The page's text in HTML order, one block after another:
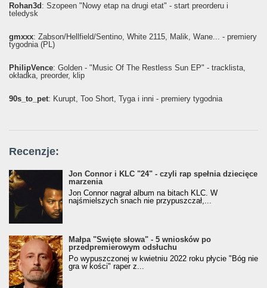
Rohan3d: Szopeen "Nowy etap na drugi etat" - start preorderu i
teledysk
gmxxx: Żabson/Hellfield/Sentino, White 2115, Malik, Wane... - premiery
tygodnia (PL)
PhilipVence: Golden - "Music Of The Restless Sun EP" - tracklista,
okładka, preorder, klip
90s_to_pet: Kurupt, Too Short, Tyga i inni - premiery tygodnia
Recenzje:
Jon Connor i KLC "24" - czyli rap spełnia dziecięce
marzenia
Jon Connor nagrał album na bitach KLC. W
najśmielszych snach nie przypuszczał,...
Małpa "Święte słowa" - 5 wniosków po
przedpremierowym odsłuchu
Po wypuszczonej w kwietniu 2022 roku płycie "Bóg nie
gra w kości" raper z...